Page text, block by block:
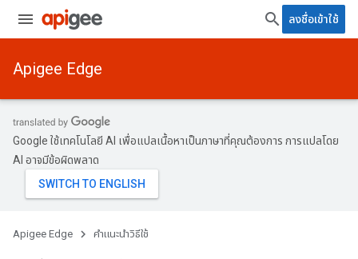
ลงชื่อเข้าใช้
Apigee Edge
Google ใช้เทคโนโลยี AI เพื่อแปลเนื้อหาเป็นภาษาที่คุณต้องการ การแปลโดย
AI อาจมีข้อผิดพลาด
Apigee Edge คำแนะนำวิธีใช้